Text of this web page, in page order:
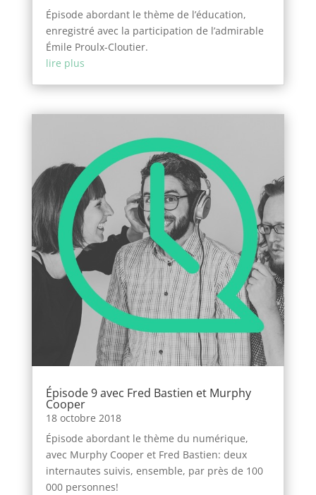
Épisode abordant le thème de l’éducation,
enregistré avec la participation de l’admirable
Émile Proulx-Cloutier.
lire plus
Épisode 9 avec Fred Bastien et Murphy
Cooper
18 octobre 2018
Épisode abordant le thème du numérique,
avec Murphy Cooper et Fred Bastien: deux
internautes suivis, ensemble, par près de 100
000 personnes!